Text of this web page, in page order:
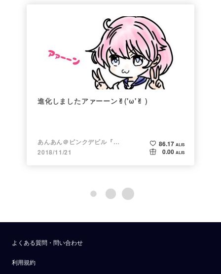
進化しましたアァーーン✌︎('ω'✌︎ )
あんあん＠ピンクデビル『変態』
2018/11/21
86.17 ALIS
0.00 ALIS
よくある質問・問い合わせ
利用規約